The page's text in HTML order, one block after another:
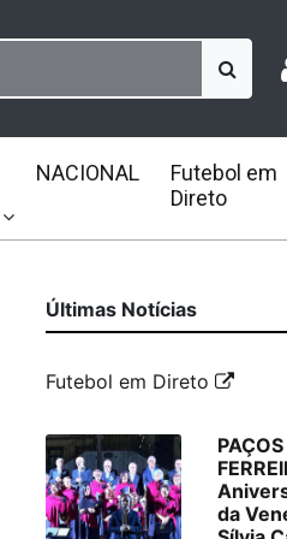
NACIONAL
Futebol em
Direto
Últimas Notícias
Futebol em Direto
da